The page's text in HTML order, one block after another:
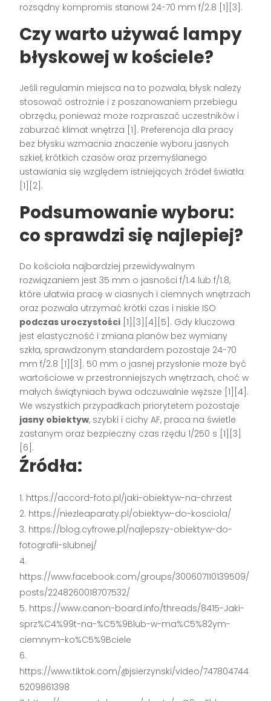
rozsądny kompromis stanowi 24-70 mm f/2.8 [1][3].
Czy warto używać lampy
błyskowej w kościele?
Jeśli regulamin miejsca na to pozwala, błysk należy
stosować ostrożnie i z poszanowaniem przebiegu
obrzędu, ponieważ może rozpraszać uczestników i
zaburzać klimat wnętrza [1]. Preferencja dla pracy
bez błysku wzmacnia znaczenie wyboru jasnych
szkieł, krótkich czasów oraz przemyślanego
ustawiania się względem istniejących źródeł światła
[1][2].
Podsumowanie wyboru:
co sprawdzi się najlepiej?
Do kościoła najbardziej przewidywalnym
rozwiązaniem jest 35 mm o jasności f/1.4 lub f/1.8,
które ułatwia pracę w ciasnych i ciemnych wnętrzach
oraz pozwala utrzymać krótki czas i niskie ISO
podczas uroczystości [1][3][4][5]. Gdy kluczowa
jest elastyczność i zmiana planów bez wymiany
szkła, sprawdzonym standardem pozostaje 24-70
mm f/2.8 [1][3]. 50 mm o jasnej przysłonie może być
wartościowe w przestronniejszych wnętrzach, choć w
małych świątyniach bywa odczuwalnie węższe [1][4].
We wszystkich przypadkach priorytetem pozostaje
jasny obiektyw, szybki i cichy AF, praca na świetle
zastanym oraz bezpieczny czas rzędu 1/250 s [1][3]
[6].
Źródła:
https://accord-foto.pl/jaki-obiektyw-na-chrzest
https://niezleaparaty.pl/obiektyw-do-kosciola/
https://blog.cyfrowe.pl/najlepszy-obiektyw-do-
fotografii-slubnej/
https://www.facebook.com/groups/300607110139509/
posts/2248260018707532/
https://www.canon-board.info/threads/8415-Jaki-
sprz%C4%99t-na-%C5%9Blub-w-ma%C5%82ym-
ciemnym-ko%C5%9Bciele
https://www.tiktok.com/@jsierzynski/video/747804744
5209861398